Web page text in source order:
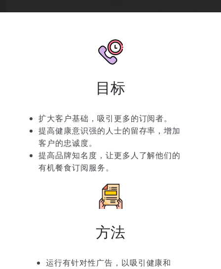
目标
扩大客户基础，吸引更多的订阅者。
提高健康意识强的人士的留存率，增加
客户的忠诚度。
提高品牌知名度，让更多人了解他们的
有机餐食订阅服务。
方法
运行有针对性广告，以吸引健康和